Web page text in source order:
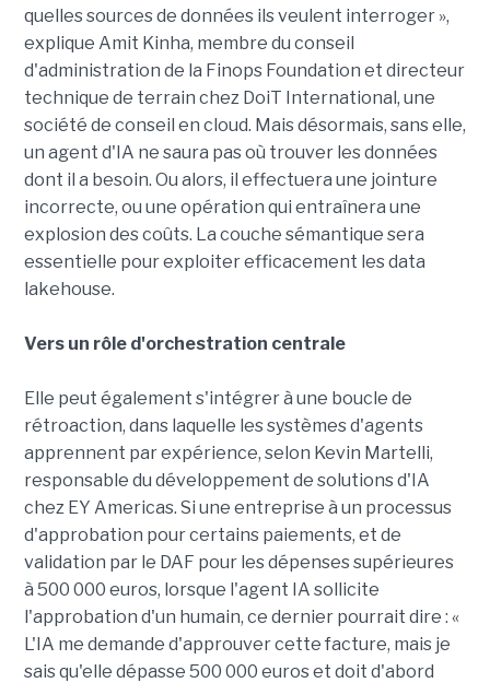
quelles sources de données ils veulent interroger »,
explique Amit Kinha, membre du conseil
d'administration de la Finops Foundation et directeur
technique de terrain chez DoiT International, une
société de conseil en cloud. Mais désormais, sans elle,
un agent d'IA ne saura pas où trouver les données
dont il a besoin. Ou alors, il effectuera une jointure
incorrecte, ou une opération qui entraînera une
explosion des coûts. La couche sémantique sera
essentielle pour exploiter efficacement les data
lakehouse.
Vers un rôle d'orchestration centrale
Elle peut également s'intégrer à une boucle de
rétroaction, dans laquelle les systèmes d'agents
apprennent par expérience, selon Kevin Martelli,
responsable du développement de solutions d'IA
chez EY Americas. Si une entreprise à un processus
d'approbation pour certains paiements, et de
validation par le DAF pour les dépenses supérieures
à 500 000 euros, lorsque l'agent IA sollicite
l'approbation d'un humain, ce dernier pourrait dire : «
L'IA me demande d'approuver cette facture, mais je
sais qu'elle dépasse 500 000 euros et doit d'abord